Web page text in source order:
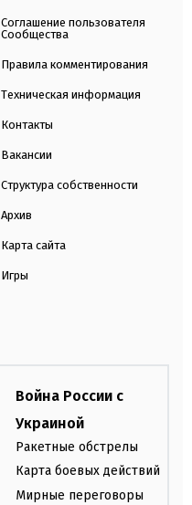
Соглашение пользователя
Сообщества
Правила комментирования
Техническая информация
Контакты
Вакансии
Структура собственности
Архив
Карта сайта
Игры
Война России с
Украиной
Ракетные обстрелы
Карта боевых действий
Мирные переговоры